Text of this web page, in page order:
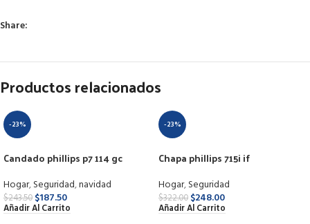
Share:
Productos relacionados
-23%
Candado phillips p7 114 gc
Hogar,Seguridad,navidad
$243.50 $187.50
Añadir Al Carrito
-23%
Chapa phillips 715i if
Hogar,Seguridad
$322.00 $248.00
Añadir Al Carrito